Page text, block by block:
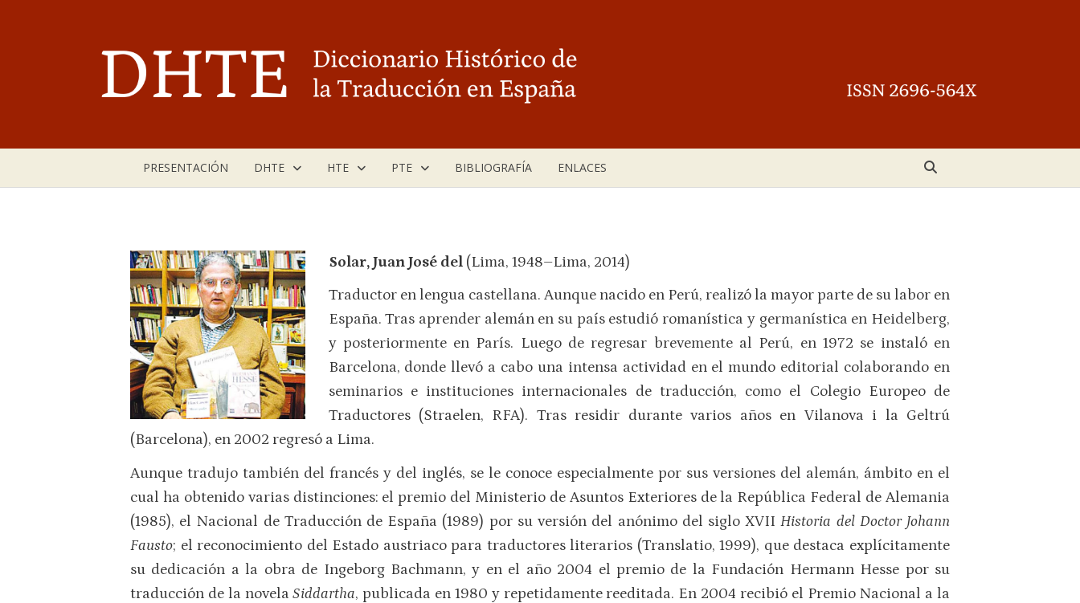
PRESENTACIÓN DHTE HTE PTE BIBLIOGRAFÍA ENLACES
Solar, Juan José del (Lima, 1948–Lima, 2014)
Traductor en lengua castellana. Aunque nacido en Perú, realizó la mayor parte de su labor en
España. Tras aprender alemán en su país estudió romanística y germanística en Heidelberg,
y posteriormente en París. Luego de regresar brevemente al Perú, en 1972 se instaló en
Barcelona, donde llevó a cabo una intensa actividad en el mundo editorial colaborando en
seminarios e instituciones internacionales de traducción, como el Colegio Europeo de
Traductores (Straelen, RFA). Tras residir durante varios años en Vilanova i la Geltrú
(Barcelona), en 2002 regresó a Lima.
Aunque tradujo también del francés y del inglés, se le conoce especialmente por sus versiones del alemán, ámbito en el
cual ha obtenido varias distinciones: el premio del Ministerio de Asuntos Exteriores de la República Federal de Alemania
(1985), el Nacional de Traducción de España (1989) por su versión del anónimo del siglo XVIIHistoria del Doctor Johann
Fausto; el reconocimiento del Estado austriaco para traductores literarios (Translatio, 1999), que destaca explícitamente
su dedicación a la obra de Ingeborg Bachmann, y en el año 2004 el premio de la Fundación Hermann Hesse por su
traducción de la novelaSiddartha, publicada en 1980 y repetidamente reeditada. En 2004 recibió el Premio Nacional a la